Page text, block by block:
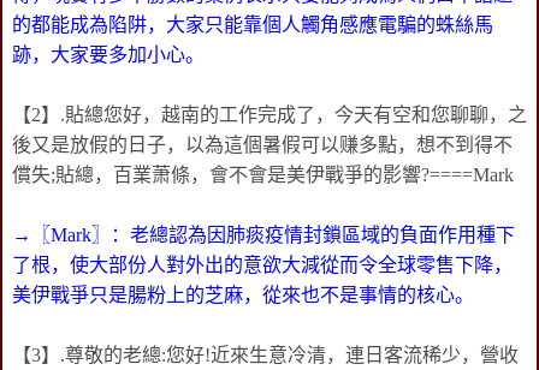
的都能成為陷阱，大家只能靠個人觸角感應電騙的蛛絲馬
跡，大家要多加小心。
【2】.貼總您好，越南的工作完成了，今天有空和您聊聊，之
後又是放假的日子，以為這個暑假可以赚多點，想不到得不
償失;貼總，百業萧條，會不會是美伊戰爭的影響?====Mark
→〖Mark〗：老總認為因肺痰疫情封鎖區域的負面作用種下
了根，使大部份人對外出的意欲大減從而令全球零售下降，
美伊戰爭只是腸粉上的芝麻，從來也不是事情的核心。
【3】.尊敬的老總:您好!近來生意冷清，連日客流稀少，營收